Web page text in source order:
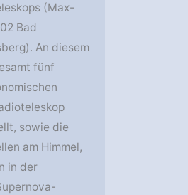
(Max-
Bad
An diesem
fünf
sowie die
am Himmel,
in der